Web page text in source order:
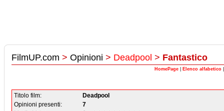
FilmUP.com > Opinioni > Deadpool > Fantastico
HomePage Elenco alfabetico
Titolo film:
Deadpool
Opinioni presenti:
7